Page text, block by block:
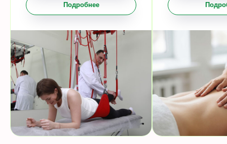
Подробнее